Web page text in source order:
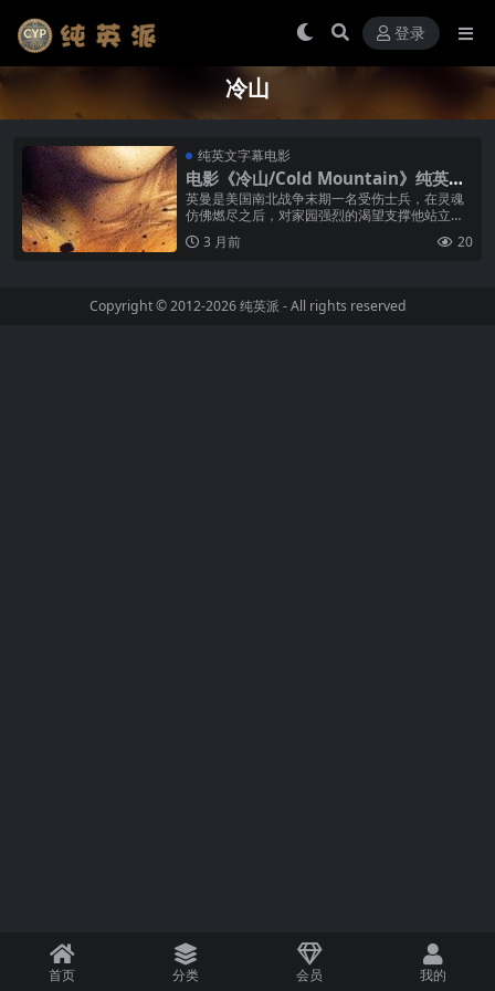
登录
冷山
纯英文字幕电影
电影《冷山/Cold Mountain》纯英文
字幕高清MP4下载
英曼是美国南北战争末期一名受伤士兵，在灵魂
仿佛燃尽之后，对家园强烈的渴望支撑他站立起
来，踏上了艰辛漫长的归家旅程。英曼选择了一
条较为艰险的道路——穿越炮火纷飞的...
3 月前 20
Copyright © 2012-2026纯英派 - All rights reserved
首页 分类 会员 我的